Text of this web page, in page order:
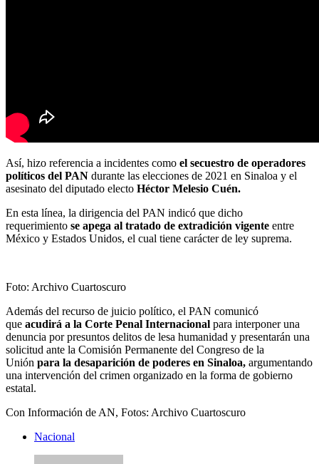
Así, hizo referencia a incidentes como el secuestro de operadores
políticos del PAN durante las elecciones de 2021 en Sinaloa y el
asesinato del diputado electo Héctor Melesio Cuén.
En esta línea, la dirigencia del PAN indicó que dicho
requerimiento se apega al tratado de extradición vigente entre
México y Estados Unidos, el cual tiene carácter de ley suprema.
Foto: Archivo Cuartoscuro
Además del recurso de juicio político, el PAN comunicó
que acudirá a la Corte Penal Internacional para interponer una
denuncia por presuntos delitos de lesa humanidad y presentarán una
solicitud ante la Comisión Permanente del Congreso de la
Unión para la desaparición de poderes en Sinaloa, argumentando
una intervención del crimen organizado en la forma de gobierno
estatal.
Con Información de AN, Fotos: Archivo Cuartoscuro
Nacional